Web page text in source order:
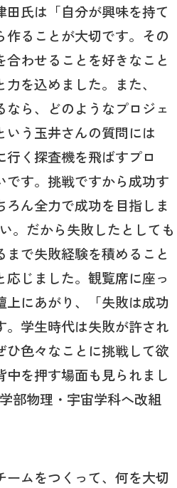
氏は「自分が興味を持て
作ることが大切です。その
わせることを好きなこと
を込めました。また、
なら、どのようなプロジェ
いう玉井さんの質問には
行く探査機を飛ばすプロ
です。挑戦ですから成功す
ろん全力で成功を目指しま
。だから失敗したとしても
で失敗経験を積めること
じました。観覧席に座っ
上にあがり、「失敗は成功
。学生時代は失敗が許され
ひ色々なことに挑戦して欲
中を押す場面も見られまし
部物理・宇宙学科へ改組
ームをつくって、何を大切